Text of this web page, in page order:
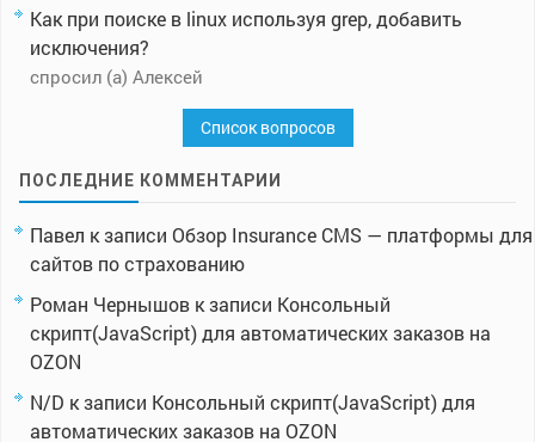
Как при поиске в linux используя grep, добавить
исключения?
спросил (а) Алексей
Список вопросов
ПОСЛЕДНИЕ КОММЕНТАРИИ
Павел к записи Обзор Insurance CMS — платформы для
сайтов по страхованию
Роман Чернышов к записи Консольный
скрипт(JavaScript) для автоматических заказов на
OZON
N/D к записи Консольный скрипт(JavaScript) для
автоматических заказов на OZON